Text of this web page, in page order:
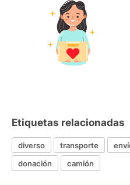
Etiquetas relacionadas
diverso transporte
donación
camión